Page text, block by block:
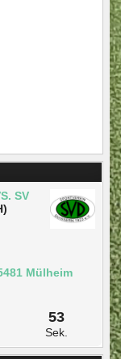
SV
Mülheim
52
Sek.